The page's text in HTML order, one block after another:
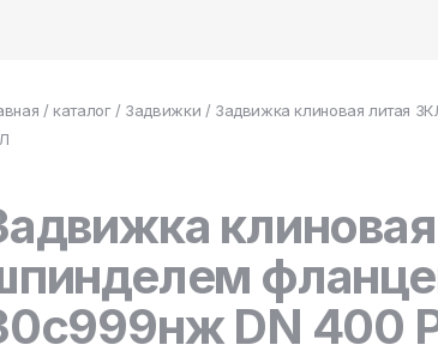
/ каталог/ Задвижки / Задвижка клиновая литая
DN 400